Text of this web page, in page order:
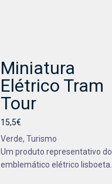
Miniatura
Elétrico Tram
Tour
15,5€
Verde, Turismo
Um produto representativo do
emblemático elétrico lisboeta.